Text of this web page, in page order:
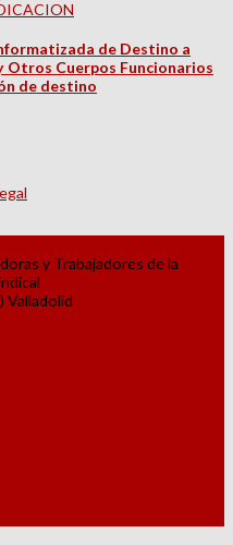
de Destino a
Otros Cuerpos Funcionarios
de destino
y Trabajadores de la
Valladolid